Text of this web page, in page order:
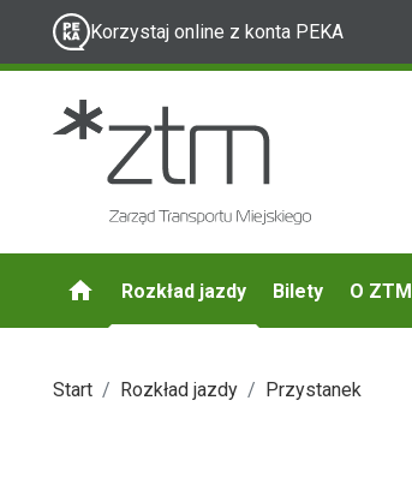
Korzystaj online z konta PEKA
Rozkład jazdy Bilety O ZTM
Start Rozkład jazdy Przystanek